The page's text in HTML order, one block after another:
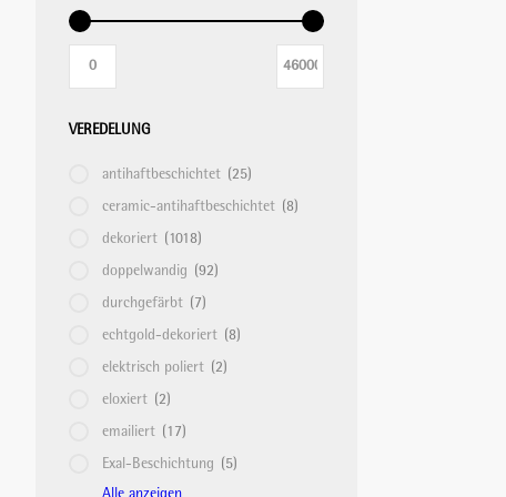
VEREDELUNG
antihaftbeschichtet (25)
ceramic-antihaftbeschichtet (8)
dekoriert (1018)
doppelwandig (92)
durchgefärbt (7)
echtgold-dekoriert (8)
elektrisch poliert (2)
eloxiert (2)
emailiert (17)
Exal-Beschichtung (5)